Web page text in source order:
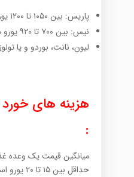
پاریس: بین ۱۰۵۰ تا ۱۲۰۰ یورو ماهیانه
نیس: بین ۷۰۰ تا ۹۲۰ یورو ماهیانه
لیون، نانت، بوردو و یا تولوز: بین ۶۵۰ تا
هزینه های
:
میانگین قیمت یک وعده
حداقل بین ۱۵ تا ۲۰ یورو است.